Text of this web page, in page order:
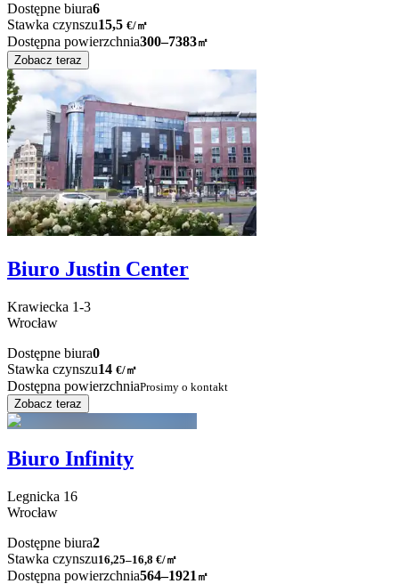
Dostępne biura6
Stawka czynszu15,5 €/㎡
Dostępna powierzchnia300–7383㎡
Zobacz teraz
Biuro Justin Center
Krawiecka 1-3
Wrocław
Dostępne biura0
Stawka czynszu14 €/㎡
Dostępna powierzchniaProsimy o kontakt
Zobacz teraz
Biuro Infinity
Legnicka 16
Wrocław
Dostępne biura2
Stawka czynszu16,25–16,8 €/㎡
Dostępna powierzchnia564–1921 ㎡